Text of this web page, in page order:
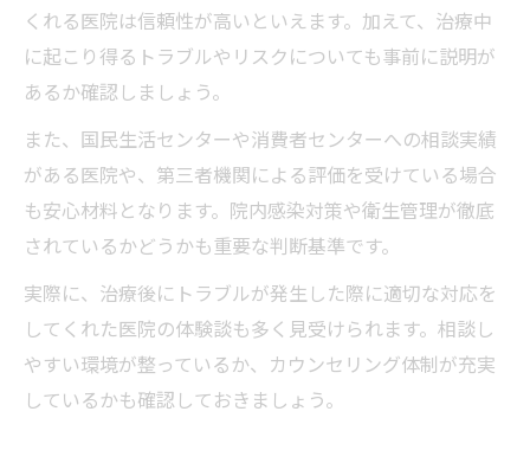
くれる医院は信頼性が高いといえます。加えて、治療中
に起こり得るトラブルやリスクについても事前に説明が
あるか確認しましょう。
また、国民生活センターや消費者センターへの相談実績
がある医院や、第三者機関による評価を受けている場合
も安心材料となります。院内感染対策や衛生管理が徹底
されているかどうかも重要な判断基準です。
実際に、治療後にトラブルが発生した際に適切な対応を
してくれた医院の体験談も多く見受けられます。相談し
やすい環境が整っているか、カウンセリング体制が充実
しているかも確認しておきましょう。